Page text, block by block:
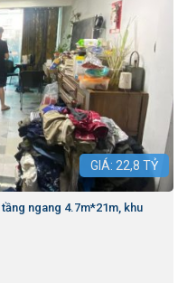
GIÁ: 22,8 TỶ
ngang 4.7m*21m, khu